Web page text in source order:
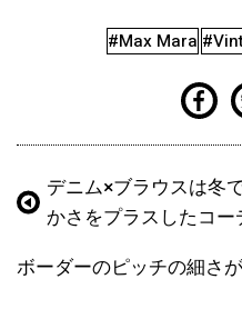
#Max Mara
デニム×ブラウスは冬
かさをプラスしたコー
ボーダーのピッチの細さ